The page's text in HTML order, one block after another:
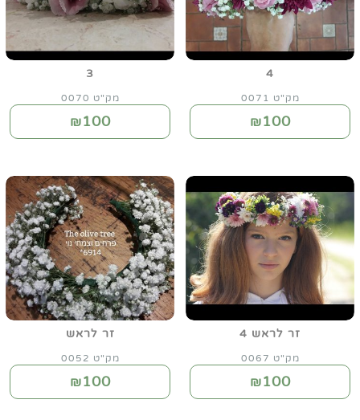
4
מק"ט 0071
₪100
3
מק"ט 0070
₪100
זר לראש 4
מק"ט 0067
₪100
זר לראש
מק"ט 0052
₪100